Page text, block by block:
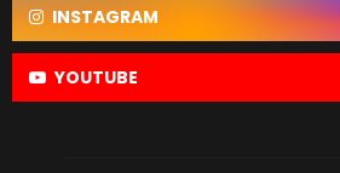
INSTAGRAM
YOUTUBE